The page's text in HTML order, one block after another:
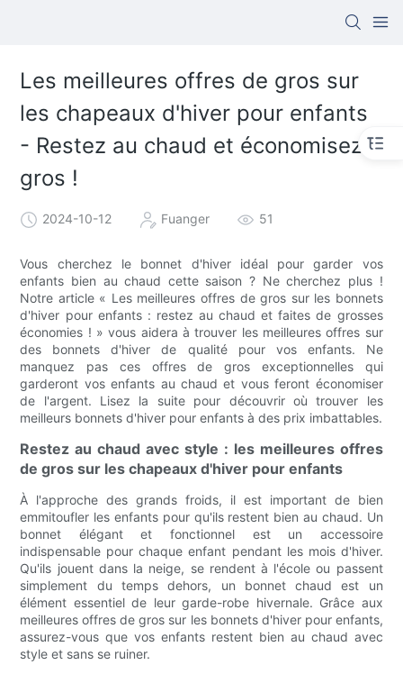
Les meilleures offres de gros sur
les chapeaux d'hiver pour enfants
- Restez au chaud et économisez
gros !
2024-10-12 Fuanger 51
Vous cherchez le bonnet d'hiver idéal pour garder vos
enfants bien au chaud cette saison ? Ne cherchez plus !
Notre article « Les meilleures offres de gros sur les bonnets
d'hiver pour enfants : restez au chaud et faites de grosses
économies ! » vous aidera à trouver les meilleures offres sur
des bonnets d'hiver de qualité pour vos enfants. Ne
manquez pas ces offres de gros exceptionnelles qui
garderont vos enfants au chaud et vous feront économiser
de l'argent. Lisez la suite pour découvrir où trouver les
meilleurs bonnets d'hiver pour enfants à des prix imbattables.
Restez au chaud avec style : les meilleures offres
de gros sur les chapeaux d'hiver pour enfants
À l'approche des grands froids, il est important de bien
emmitoufler les enfants pour qu'ils restent bien au chaud. Un
bonnet élégant et fonctionnel est un accessoire
indispensable pour chaque enfant pendant les mois d'hiver.
Qu'ils jouent dans la neige, se rendent à l'école ou passent
simplement du temps dehors, un bonnet chaud est un
élément essentiel de leur garde-robe hivernale. Grâce aux
meilleures offres de gros sur les bonnets d'hiver pour enfants,
assurez-vous que vos enfants restent bien au chaud avec
style et sans se ruiner.